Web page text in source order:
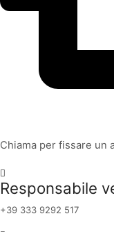
Chiama per fissare un
Responsabile
+39 333 9292 517